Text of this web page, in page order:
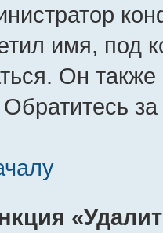
имя, под
Он
Обратитесь